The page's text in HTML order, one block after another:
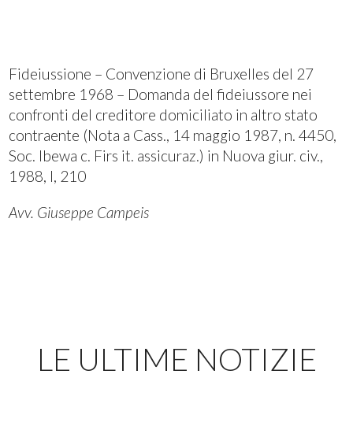
Fideiussione – Convenzione di Bruxelles del 27
settembre 1968 – Domanda del fideiussore nei
confronti del creditore domiciliato in altro stato
contraente (Nota a Cass., 14 maggio 1987, n. 4450,
Soc. Ibewa c. Firs it. assicuraz.) in Nuova giur. civ.,
1988, I, 210
Avv. Giuseppe Campeis
LE ULTIME NOTIZIE